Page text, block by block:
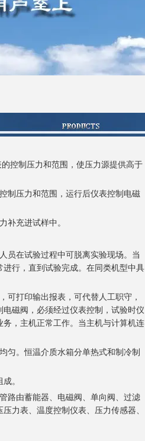
控制压力和范围，使压力源提供高于
制压力和范围，运行后仪表控制电磁
补充进试样中。
员在试验过程中可脱离实验现场。当
行，直到试验完成。在同类机型中具
可打印输出报表，可代替人工职守，
磁阀，必须经过仪表控制，试验时仪
，主机正常工作。当主机与计算机连
匀。恒温介质水箱分单热式和制冷制
。
路由蓄能器、电磁阀、单向阀、过滤
力表、温度控制仪表、压力传感器、